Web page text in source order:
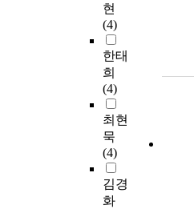
현
(4)
한태
희
(4)
최현
묵
(4)
김경
화